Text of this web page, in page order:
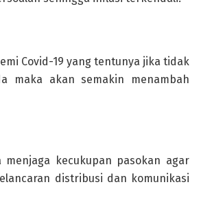
Covid-19 yang tentunya jika tidak
maka akan semakin menambah
kecukupan pasokan agar
distribusi dan komunikasi